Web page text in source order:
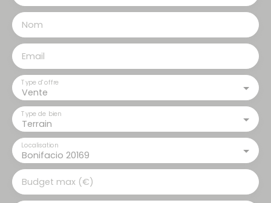
Nom
Email
Vente
Type d'offre
Terrain
Type de bien
Bonifacio 20169
Localisation
Budget max (€)